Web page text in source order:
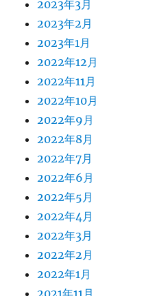
2023年3月
2023年2月
2023年1月
2022年12月
2022年11月
2022年10月
2022年9月
2022年8月
2022年7月
2022年6月
2022年5月
2022年4月
2022年3月
2022年2月
2022年1月
2021年11月